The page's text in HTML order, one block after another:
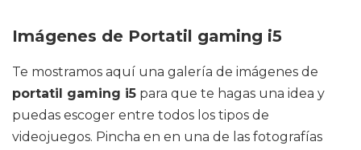
Imágenes de Portatil gaming i5
Te mostramos aquí una galería de imágenes de
portatil gaming i5 para que te hagas una idea y
puedas escoger entre todos los tipos de
videojuegos. Pincha en en una de las fotografías